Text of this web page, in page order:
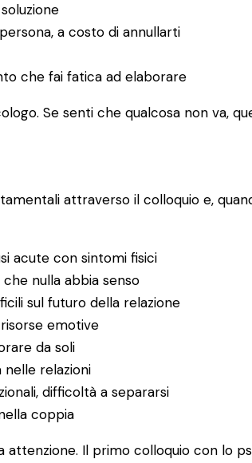
a costo di annullarti
che fai fatica ad elaborare
Se senti che qualcosa non va,
attraverso il colloquio e,
acute con sintomi fisici
nulla abbia senso
sul futuro della relazione
emotive
da soli
nelle relazioni
difficoltà a separarsi
coppia
Il primo colloquio con lo